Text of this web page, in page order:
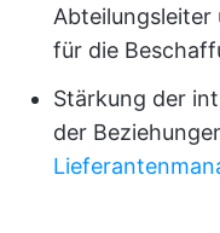
Abteilungsleiter
für die
Stärkung der
der